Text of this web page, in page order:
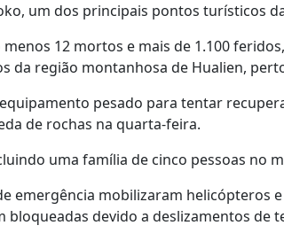
um dos principais pontos turísticos
12 mortos e mais de 1.100
da região montanhosa de Hualien,
pesado para tentar
de rochas na quarta-feira.
uma família de cinco pessoas no
emergência mobilizaram helicópteros
devido a deslizamentos de